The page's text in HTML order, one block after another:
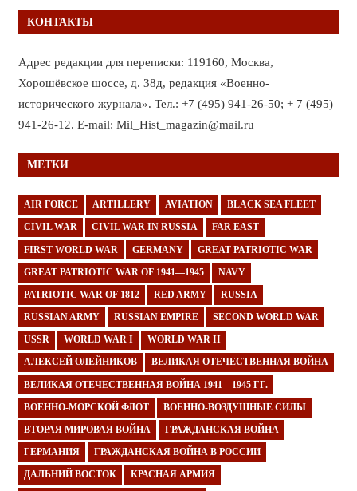
КОНТАКТЫ
Адрес редакции для переписки: 119160, Москва,
Хорошёвское шоссе, д. 38д, редакция «Военно-
исторического журнала». Тел.: +7 (495) 941-26-50; + 7 (495)
941-26-12. E-mail: Mil_Hist_magazin@mail.ru
МЕТКИ
AIR FORCE ARTILLERY AVIATION BLACK SEA FLEET
CIVIL WAR CIVIL WAR IN RUSSIA FAR EAST
FIRST WORLD WAR GERMANY GREAT PATRIOTIC WAR
GREAT PATRIOTIC WAR OF 1941—1945 NAVY
PATRIOTIC WAR OF 1812 RED ARMY RUSSIA
RUSSIAN ARMY RUSSIAN EMPIRE SECOND WORLD WAR
USSR WORLD WAR I WORLD WAR II
АЛЕКСЕЙ ОЛЕЙНИКОВ ВЕЛИКАЯ ОТЕЧЕСТВЕННАЯ ВОЙНА
ВЕЛИКАЯ ОТЕЧЕСТВЕННАЯ ВОЙНА 1941—1945 ГГ.
ВОЕННО-МОРСКОЙ ФЛОТ ВОЕННО-ВОЗДУШНЫЕ СИЛЫ
ВТОРАЯ МИРОВАЯ ВОЙНА ГРАЖДАНСКАЯ ВОЙНА
ГЕРМАНИЯ ГРАЖДАНСКАЯ ВОЙНА В РОССИИ
ДАЛЬНИЙ ВОСТОК КРАСНАЯ АРМИЯ